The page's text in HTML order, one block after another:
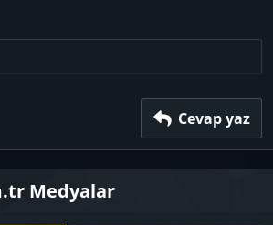
Cevap yaz
Medyalar